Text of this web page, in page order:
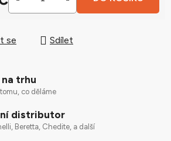
se Sdílet
trhu
co děláme
distributor
Beretta, Chedite, a další